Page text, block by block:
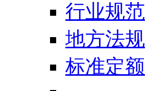
行业规范
地方法规
标准定额